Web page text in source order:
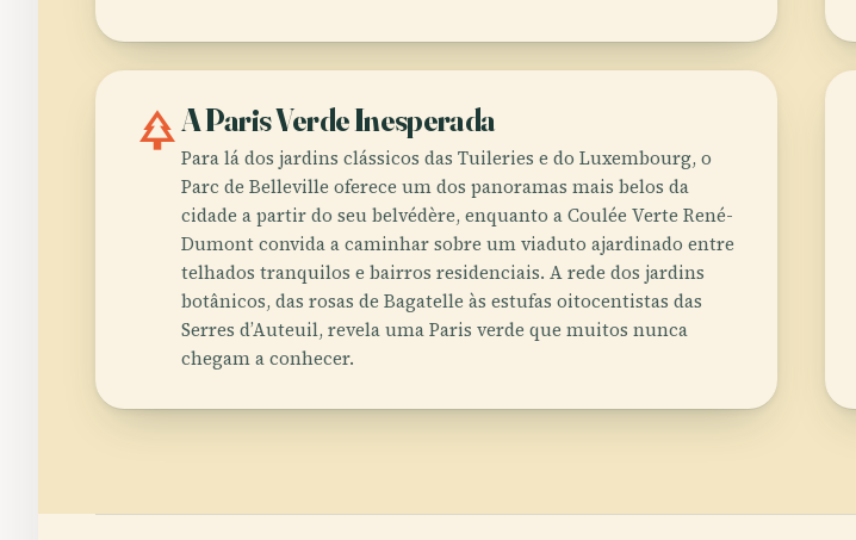
parkA Paris Verde Inesperada
Para lá dos jardins clássicos das Tuileries e do Luxembourg, o
Parc de Belleville oferece um dos panoramas mais belos da
cidade a partir do seu belvédère, enquanto a Coulée Verte René-
Dumont convida a caminhar sobre um viaduto ajardinado entre
telhados tranquilos e bairros residenciais. A rede dos jardins
botânicos, das rosas de Bagatelle às estufas oitocentistas das
Serres d’Auteuil, revela uma Paris verde que muitos nunca
chegam a conhecer.